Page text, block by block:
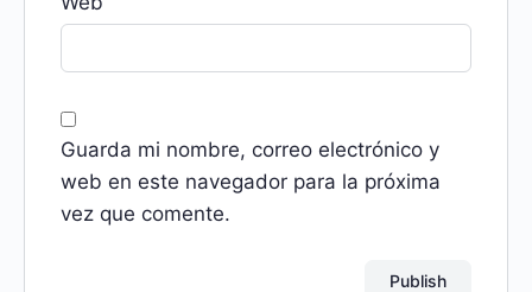
Guarda mi nombre, correo electrónico y
web en este navegador para la próxima
vez que comente.